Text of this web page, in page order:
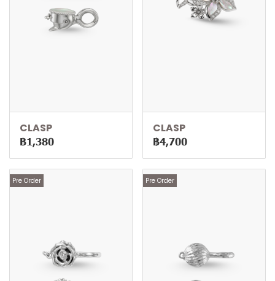
CLASP
฿1,380
CLASP
฿4,700
Pre Order Pre Order